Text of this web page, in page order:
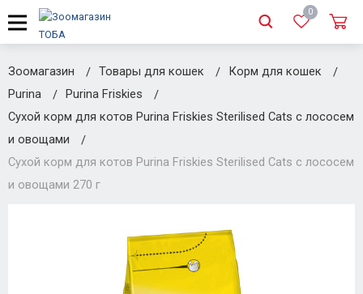
0
Зоомагазин Товары для кошек
Корм для кошек
Purina
Purina Friskies
Сухой корм для котов Purina Friskies Sterilised Cats с лососем
и овощами
Сухой корм для котов Purina Friskies Sterilised Cats с лососем
и овощами 270 г